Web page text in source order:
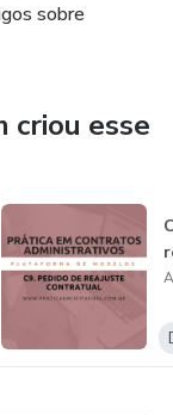
sobre
criou esse